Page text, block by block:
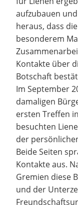
aufzubauen
heraus, dass
besonderem
Kontakte über
Botschaft
Im September
damaligen
ersten Treffen
besuchten
der
Beide Seiten
Kontakte aus.
Gremien diese
und der